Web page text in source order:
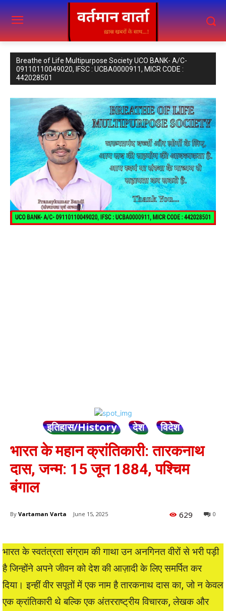
Breathe of Life Multipurpose Society UCO BANK- A/C-
09110110049020, IFSC : UCBA0000911, MICR CODE :
442028501
इतिहास/History देश विदेश
भारत के महान क्रांतिकारी: तारकनाथ
दास, जन्म: 15 जून 1884, पश्चिम
बंगाल
By Vartaman Varta June 15, 2025 0
629
भारत के स्वतंत्रता संग्राम की गाथा उन अनगिनत वीरों से भरी पड़ी
है जिन्होंने अपने जीवन को देश की आज़ादी के लिए समर्पित कर
दिया। इन्हीं वीर सपूतों में एक नाम है तारकनाथ दास का, जो न केवल
एक क्रांतिकारी थे बल्कि एक अंतरराष्ट्रीय विचारक, लेखक और